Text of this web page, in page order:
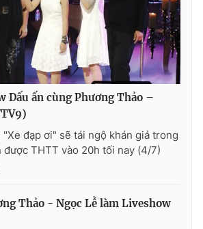
mọi hình thức nếu không có sự chấp
rõ nguồn VTV.vn khi phát hành lại
Dấu ấn cùng Phương Thảo –
"Xe đạp ơi" sẽ tái ngộ khán giả trong
được THTT vào 20h tối nay (4/7)
Thảo - Ngọc Lễ làm Liveshow